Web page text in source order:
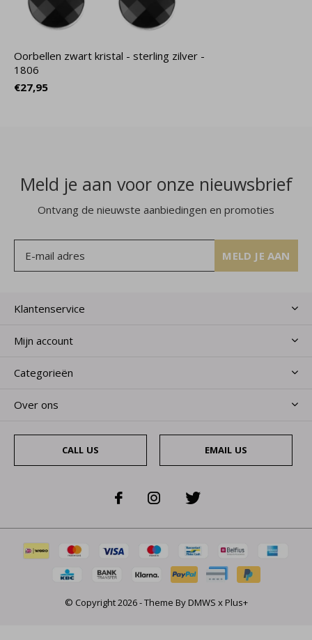
Oorbellen zwart kristal - sterling zilver -
1806
€27,95
Meld je aan voor onze nieuwsbrief
Ontvang de nieuwste aanbiedingen en promoties
MELD JE AAN
Klantenservice
Mijn account
Categorieën
Over ons
CALL US EMAIL US
© Copyright2026- Theme ByDMWS xPlus+